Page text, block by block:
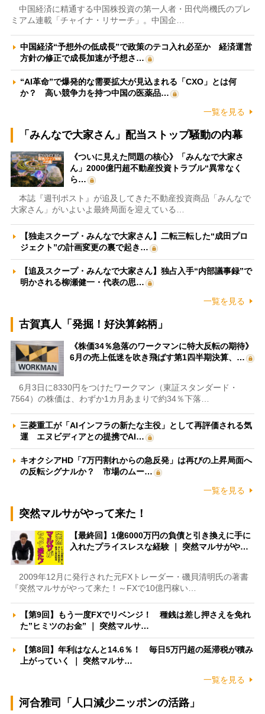
中国経済に精通する中国株投資の第一人者・田代尚機氏のプレ
ミアム連載「チャイナ・リサーチ」。中国企…
中国経済“予想外の低成長”で政策のテコ入れ必至か 経済運営
方針の修正で成長加速が予想さ…
“AI革命”で爆発的な需要拡大が見込まれる「CXO」とは何
か？ 高い競争力を持つ中国の医薬品…
一覧を見る
「みんなで大家さん」配当ストップ騒動の内幕
《ついに見えた問題の核心》「みんなで大家さ
ん」2000億円超不動産投資トラブル“異常なく
ら…
本誌『週刊ポスト』が追及してきた不動産投資商品「みんなで
大家さん」がいよいよ最終局面を迎えている…
【独走スクープ・みんなで大家さん】二転三転した“成田プロ
ジェクト”の計画変更の裏で起き…
【追及スクープ・みんなで大家さん】独占入手“内部議事録”で
明かされる柳瀬健一・代表の思…
一覧を見る
古賀真人「発掘！好決算銘柄」
《株価34％急落のワークマンに特大反転の期待》
6月の売上低迷を吹き飛ばす第1四半期決算、…
6月3日に8330円をつけたワークマン（東証スタンダード・
7564）の株価は、わずか1カ月あまりで約34％下落…
三菱重工が「AIインフラの新たな主役」として再評価される気
運 エヌビディアとの提携でAI…
キオクシアHD「7万円割れからの急反発」は再びの上昇局面へ
の反転シグナルか？ 市場のムー…
一覧を見る
突然マルサがやって来た！
【最終回】1億6000万円の負債と引き換えに手に
入れたプライスレスな経験 ｜ 突然マルサがや…
2009年12月に発行された元FXトレーダー・磯貝清明氏の著書
『突然マルサがやって来た！～FXで10億円稼い…
【第9回】もう一度FXでリベンジ！ 種銭は差し押さえを免れ
た”ヒミツのお金” ｜ 突然マルサ…
【第8回】年利はなんと14.6％！ 毎日5万円超の延滞税が積み
上がっていく ｜ 突然マルサ…
一覧を見る
河合雅司「人口減少ニッポンの活路」